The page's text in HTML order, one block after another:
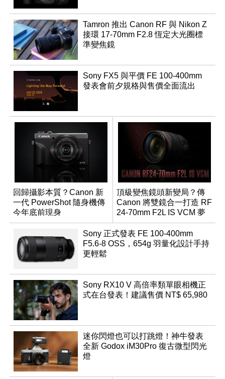
Tamron 推出 Canon RF 與 Nikon Z
接環 17-70mm F2.8 恆定大光圈標
準變焦鏡
Sony FX5 與平價 FE 100-400mm
發表會前夕規格與售價全面流出
回歸攝影本質？Canon 新
一代 PowerShot 隨身機傳
今年底前現身
頂級變焦鏡頭新變局？傳
Canon 將雙鏡合一打造 RF
24-70mm F2L IS VCM 夢
幻規格
Sony 正式發表 FE 100-400mm
F5.6-8 OSS，654g 羽量化設計手持
更輕鬆
Sony RX10 V 高倍率類單眼相機正
式在台發表！建議售價 NT$ 65,980
迷你閃燈也可以打跳燈！神牛發表
全新 Godox iM30Pro 復古微型閃光
燈